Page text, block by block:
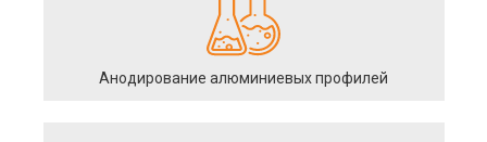
Анодирование алюминиевых профилей